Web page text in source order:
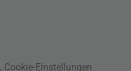
, Cookie-Einstellungen